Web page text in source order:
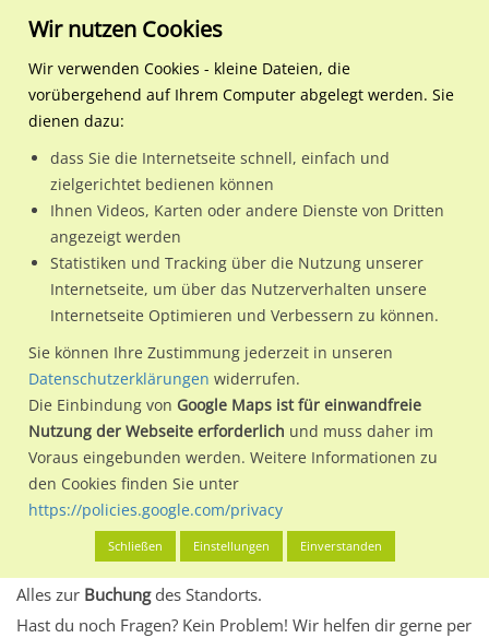
Regionale Plakatwerbung Niedersachsen
Göttingen, Stadt
Nikolausberger Weg 27/
37073 / Göttingen, Stadt / Innenstadt
Nutze günstige Werbemöglichkeiten am Standort
Nikolausberger Weg 27/einwärts/innen (WH) im Ortsteil
Innenstadt)in Göttingen, Stadt.
Wir erheben für jede unserer Werbeflächen individuelle und
aktuelleStandortinformationenundLeistungswerte. Damit
kannst du dich schon vor der Buchung im Detail über den
Standort, seine Reichweite und Werbewirkung sowie
eventuelle Beschränkungen in den zugelassenen
Werbeinhalten informieren.
Alles klar? Dann findest du direkt im unteren Teil dieser Seite
Alles zur Buchungdes Standorts.
Hast du noch Fragen? Kein Problem! Wir helfen dir gerne per
Wir nutzen Cookies
Wir verwenden Cookies - kleine Dateien, die
vorübergehend auf Ihrem Computer abgelegt werden. Sie
dienen dazu:
dass Sie die Internetseite schnell, einfach und
zielgerichtet bedienen können
Ihnen Videos, Karten oder andere Dienste von Dritten
angezeigt werden
Statistiken und Tracking über die Nutzung unserer
Internetseite, um über das Nutzerverhalten unsere
Internetseite Optimieren und Verbessern zu können.
Sie können Ihre Zustimmung jederzeit in unseren
Datenschutzerklärungen widerrufen.
Die Einbindung von Google Maps ist für einwandfreie
Nutzung der Webseite erforderlich und muss daher im
Voraus eingebunden werden. Weitere Informationen zu
den Cookies finden Sie unter
https://policies.google.com/privacy
Schließen Einstellungen Einverstanden